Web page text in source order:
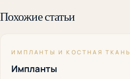
Похожие статьи
ИМПЛАНТЫ И КОСТНАЯ ТКАНЬ
Импланты